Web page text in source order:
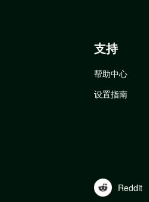
支持
帮助中心
设置指南
Reddit